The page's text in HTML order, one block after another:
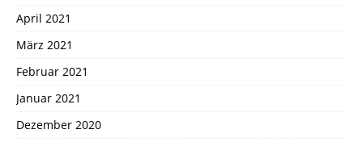
April 2021
März 2021
Februar 2021
Januar 2021
Dezember 2020